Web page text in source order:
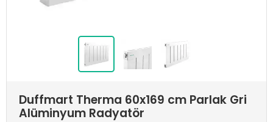
Duffmart Therma 60x169 cm Parlak Gri
Alüminyum Radyatör